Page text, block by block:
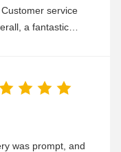
service
a fantastic
was prompt, and